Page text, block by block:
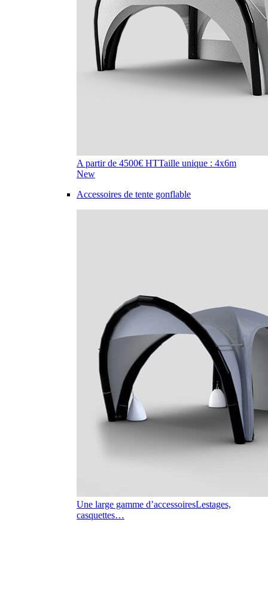
A partir de 4500€ HTTaille unique : 4x6m
New
Accessoires de tente gonflable
Une large gamme d’accessoiresLestages,
casquettes…